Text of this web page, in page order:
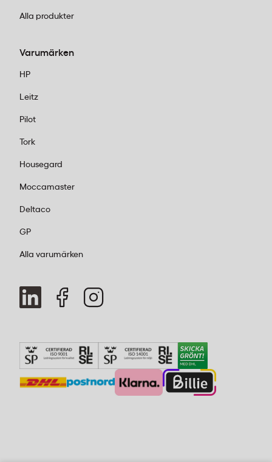
Alla produkter
Varumärken
HP
Leitz
Pilot
Tork
Housegard
Moccamaster
Deltaco
GP
Alla varumärken